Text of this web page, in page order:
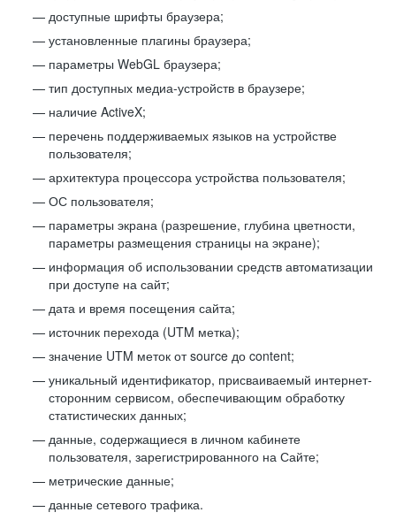
доступные шрифты браузера;
установленные плагины браузера;
параметры WebGL браузера;
тип доступных медиа-устройств в браузере;
наличие ActiveX;
перечень поддерживаемых языков на устройстве
пользователя;
архитектура процессора устройства пользователя;
ОС пользователя;
параметры экрана (разрешение, глубина цветности,
параметры размещения страницы на экране);
информация об использовании средств автоматизации
при доступе на сайт;
дата и время посещения сайта;
источник перехода (UTM метка);
значение UTM меток от source до content;
уникальный идентификатор, присваиваемый интернет-
сторонним сервисом, обеспечивающим обработку
статистических данных;
данные, содержащиеся в личном кабинете
пользователя, зарегистрированного на Сайте;
метрические данные;
данные сетевого трафика.